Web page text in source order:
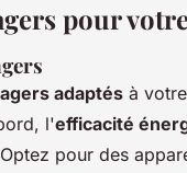
pour
adaptés à
l'efficacité
pour des